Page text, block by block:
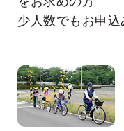
少人数でもお申込